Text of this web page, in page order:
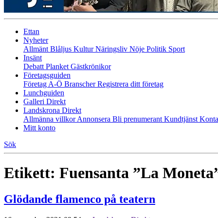
Ettan
Nyheter
Allmänt Blåljus KulturNäringsliv Nöje Politik Sport
Insänt
Debatt Planket Gästkrönikor
Företagsguiden
Företag A-Ö BranscherRegistrera ditt företag
Lunchguiden
Galleri Direkt
Landskrona Direkt
Allmänna villkorAnnonsera Bli prenumerant Kundtjänst
Mitt konto
Sök
Etikett: Fuensanta ”La
Glödande flamenco på teatern